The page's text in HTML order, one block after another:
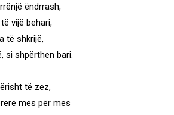
ëndrrash,
vijë behari,
të shkrijë,
si shpërthen bari.
të zez,
mes për mes